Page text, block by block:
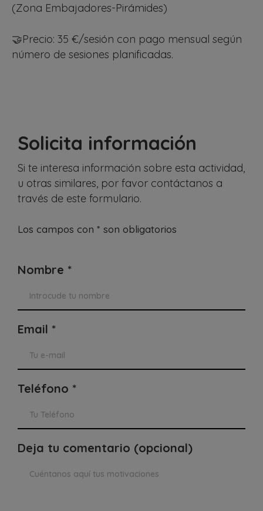
(Zona Embajadores-Pirámides)
🤝Precio: 35 €/sesión con pago mensual según
número de sesiones planificadas.
Solicita información
Si te interesa información sobre esta actividad,
u otras similares, por favor contáctanos a
través de este formulario.
Los campos con * son obligatorios
Nombre *
Email *
Teléfono *
Deja tu comentario (opcional)